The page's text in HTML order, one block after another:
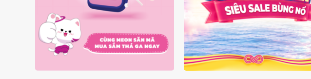
ĐÓN 3 TRIỆU THÀNH VIÊN -